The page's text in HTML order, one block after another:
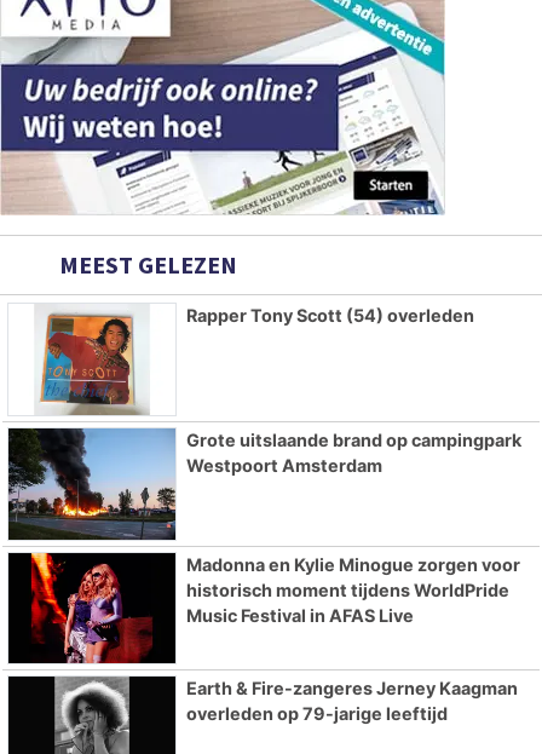
MEEST GELEZEN
Rapper Tony Scott (54) overleden
Grote uitslaande brand op campingpark
Westpoort Amsterdam
Madonna en Kylie Minogue zorgen voor
historisch moment tijdens WorldPride
Music Festival in AFAS Live
Earth & Fire-zangeres Jerney Kaagman
overleden op 79-jarige leeftijd